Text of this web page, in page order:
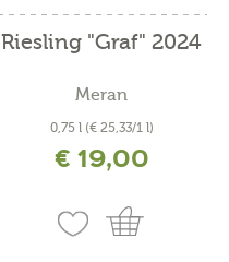
Riesling "Graf" 2024
Meran
0,75 l (€ 25,33/1 l)
€ 19,00